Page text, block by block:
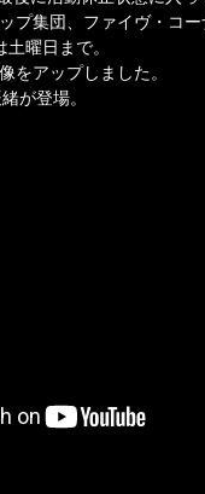
プ集団、ファイヴ・コ
曜日まで。
をアップしました。
が登場。